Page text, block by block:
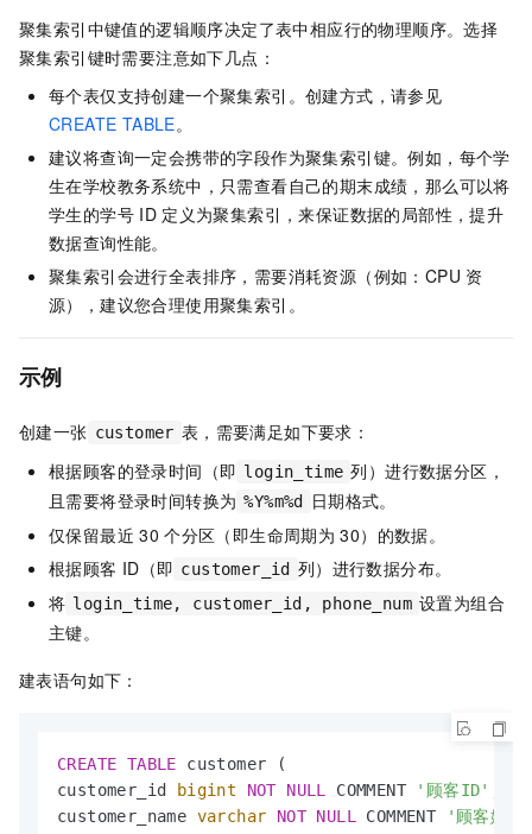
聚集索引中键值的逻辑顺序决定了表中相应行的物理顺序。选择
聚集索引键时需要注意如下几点：
每个表仅支持创建一个聚集索引。创建方式，请参见
CREATE TABLE。
建议将查询一定会携带的字段作为聚集索引键。例如，每个学
生在学校教务系统中，只需查看自己的期末成绩，那么可以将
学生的学号 ID 定义为聚集索引，来保证数据的局部性，提升
数据查询性能。
聚集索引会进行全表排序，需要消耗资源（例如：CPU 资
源），建议您合理使用聚集索引。
示例
创建一张 customer 表，需要满足如下要求：
根据顾客的登录时间（即 login_time 列）进行数据分区，
且需要将登录时间转换为 %Y%m%d
日期格式。
仅保留最近 30 个分区（即生命周期为 30）的数据。
根据顾客 ID（即 customer_id 列）进行数据分布。
将 login_time, customer_id, phone_num 设置为组合
主键。
建表语句如下：
CREATE TABLE customer (
customer_id
bigint NOT NULL COMMENT '顾客ID'
customer_name varchar NOT NULL COMMENT
'顾客姓